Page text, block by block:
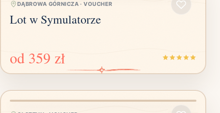
DĄBROWA GÓRNICZA ·VOUCHER
Lot w Symulatorze
od 359 zł